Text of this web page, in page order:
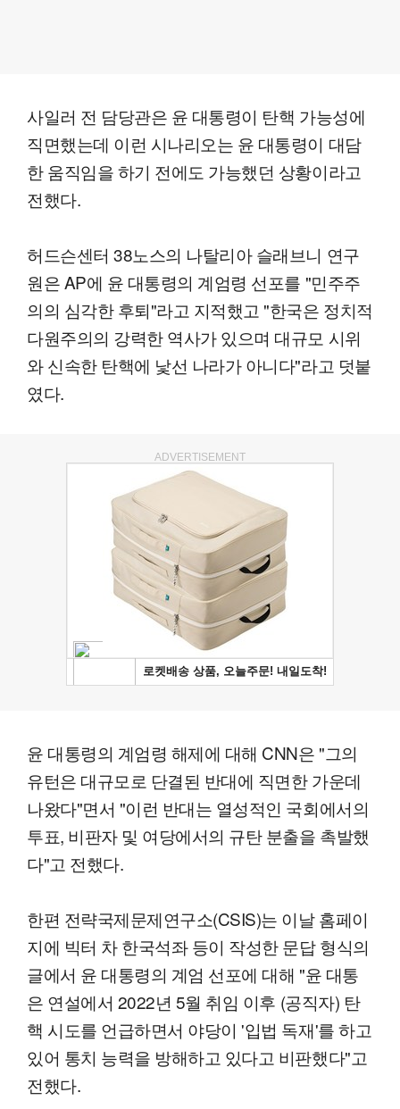
사일러 전 담당관은 윤 대통령이 탄핵 가능성에
직면했는데 이런 시나리오는 윤 대통령이 대담
한 움직임을 하기 전에도 가능했던 상황이라고
전했다.
허드슨센터 38노스의 나탈리아 슬래브니 연구
원은 AP에 윤 대통령의 계엄령 선포를 "민주주
의의 심각한 후퇴"라고 지적했고 "한국은 정치적
다원주의의 강력한 역사가 있으며 대규모 시위
와 신속한 탄핵에 낯선 나라가 아니다"라고 덧붙
였다.
ADVERTISEMENT
윤 대통령의 계엄령 해제에 대해 CNN은 "그의
유턴은 대규모로 단결된 반대에 직면한 가운데
나왔다"면서 "이런 반대는 열성적인 국회에서의
투표, 비판자 및 여당에서의 규탄 분출을 촉발했
다"고 전했다.
한편 전략국제문제연구소(CSIS)는 이날 홈페이
지에 빅터 차 한국석좌 등이 작성한 문답 형식의
글에서 윤 대통령의 계엄 선포에 대해 "윤 대통
은 연설에서 2022년 5월 취임 이후 (공직자) 탄
핵 시도를 언급하면서 야당이 '입법 독재'를 하고
있어 통치 능력을 방해하고 있다고 비판했다"고
전했다.